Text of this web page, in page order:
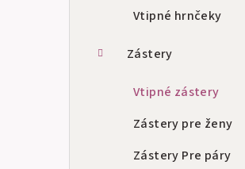
Vtipné hrnčeky
Zástery
Vtipné zástery
Zástery pre ženy
Zástery Pre páry